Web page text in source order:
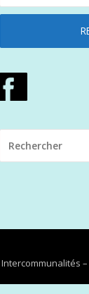
POUR
:
–